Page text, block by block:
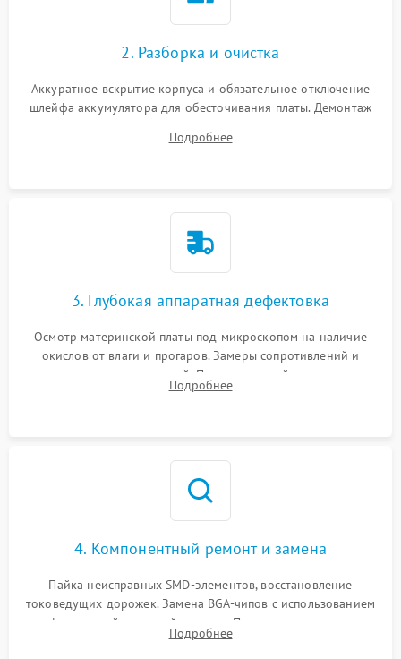
2. Разборка и очистка
Аккуратное вскрытие корпуса и обязательное отключение
шлейфа аккумулятора для обесточивания платы. Демонтаж
высохшей термопасты с кристаллов чипов.
Подробнее
3. Глубокая аппаратная дефектовка
Осмотр материнской платы под микроскопом на наличие
окислов от влаги и прогаров. Замеры сопротивлений и
дежурных напряжений. Проверка цепей питания,
мультиконтроллера, процессора и видеочипа.
Подробнее
4. Компонентный ремонт и замена
Пайка неисправных SMD-элементов, восстановление
токоведущих дорожек. Замена BGA-чипов с использованием
инфракрасной паяльной станции. Прошивка микросхемы
BIOS или замена поврежденных портов USB
Подробнее